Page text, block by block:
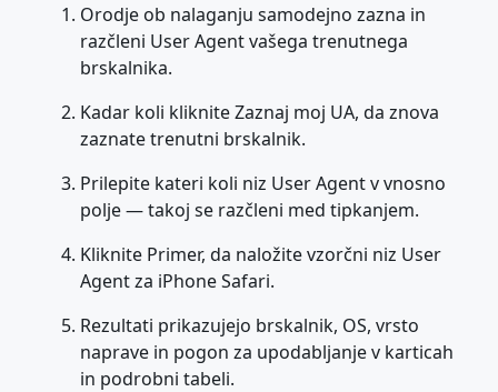
Orodje ob nalaganju samodejno zazna in
razčleni User Agent vašega trenutnega
brskalnika.
Kadar koli kliknite Zaznaj moj UA, da znova
zaznate trenutni brskalnik.
Prilepite kateri koli niz User Agent v vnosno
polje — takoj se razčleni med tipkanjem.
Kliknite Primer, da naložite vzorčni niz User
Agent za iPhone Safari.
Rezultati prikazujejo brskalnik, OS, vrsto
naprave in pogon za upodabljanje v karticah
in podrobni tabeli.